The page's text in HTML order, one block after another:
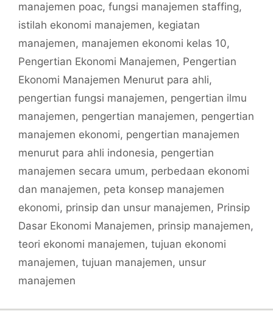
manajemen poac, fungsi manajemen staffing,
istilah ekonomi manajemen, kegiatan
manajemen, manajemen ekonomi kelas 10,
Pengertian Ekonomi Manajemen, Pengertian
Ekonomi Manajemen Menurut para ahli,
pengertian fungsi manajemen, pengertian ilmu
manajemen, pengertian manajemen, pengertian
manajemen ekonomi, pengertian manajemen
menurut para ahli indonesia, pengertian
manajemen secara umum, perbedaan ekonomi
dan manajemen, peta konsep manajemen
ekonomi, prinsip dan unsur manajemen, Prinsip
Dasar Ekonomi Manajemen, prinsip manajemen,
teori ekonomi manajemen, tujuan ekonomi
manajemen, tujuan manajemen, unsur
manajemen